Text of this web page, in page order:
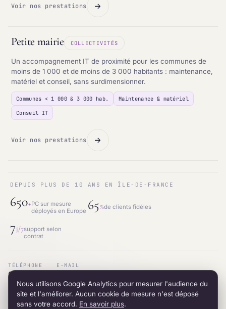
Voir nos prestations
Petite mairie COLLECTIVITÉS
Un accompagnement IT de proximité pour les communes de
moins de 1 000 et de moins de 3 000 habitants : maintenance,
matériel et conseil, sans surdimensionner.
Communes < 1 000 & 3 000 hab.
Maintenance & matériel
Conseil IT
Voir nos prestations
DEPUIS PLUS DE 10 ANS EN ÎLE-DE-FRANCE
650+PC sur mesure
déployés en Europe 65%de clients fidèles
7j/7support selon
contrat
TÉLÉPHONE
01.87.53.66.31
E-MAIL
ADRESSE
12 avenue du 8 mai 1945 · 95200 Sarcelles
RÉSEAU
LinkedIn
Nous utilisons Google Analytics pour mesurer l'audience du
site et l'améliorer. Aucun cookie de mesure n'est déposé
sans votre accord. En savoir plus.